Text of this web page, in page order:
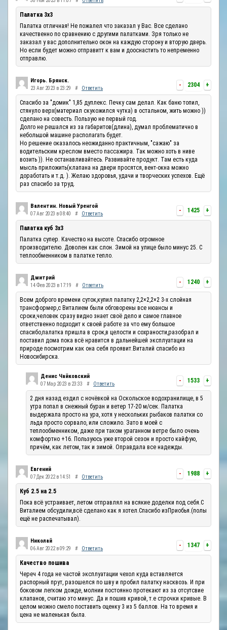
Палатка 3х3
Палатка отличная! Не пожалел что заказал у Вас. Все сделано
качественно по сравнению с другими палатками. Зря только не
заказал у вас дополнительно окон на каждую сторону и вторую дверь.
Но если будет можно отправитт к вам и дооснастить то непременно
отправлю.
- 2304 +
Игорь. Брянск.
23 Авг 2023 в 23:29 # Ответить
Спасибо за "домик" 1,85 дуплекс. Печку сам делал. Как баню топил,
стянуло верх(материал скукожился чутка) в остальном, жить можно ))
сделано на совесть. Пользую не первый год.
Долго не решался из за габаритов(длина), думал проблематично в
небольшой машине располагать будет.
Но решение оказалось неожиданно практичным, "сажаю" за
водительским креслом вместо пассажира. Так можно хоть в ниве
возить )). Не останавливайтесь. Развивайте продукт. Там есть куда
мысль приложить(клапана на двери просятся, вент-окна можно
доработать и т.д. ). Желаю здоровья, удачи и творческих успехов. Ещё
раз спасибо за труд.
- 1425 +
Валентин. Новый Уренгой
07 Авг 2023 в 08:40 # Ответить
Палатка куб 3х3
Палатка супер. Качество на высоте. Спасибо огромное
производителю. Доволен как слон. Зимой на улице было минус 25. С
теплообменником в палатке тепло.
- 1240 +
Дмитрий
14 Фев 2023 в 17:19 # Ответить
Всем доброго времени суток,купил палатку 2,2×2,2×2 3-х слойная
трансформер,с Виталием были обговорены все нюансы и
сроки,человек сразу видно знает своё дело и самое главное
ответственно подходит к своей работе за что ему большое
спасибо,палатка пришла в срок,в целости и сохраности,разобрал и
поставил дома пока всё нравится в дальнейшей эксплуатации на
природе посмотрим как она себя проявит.Виталий спасибо из
Новосибирска.
- 1533 +
Денис Чайковский
07 Мар 2023 в 23:33 # Ответить
2 дня назад ездил с ночёвкой на Оскольское водохранилище, в 5
утра попал в снежный буран и ветер 17-20 м/сек. Палатка
выдержала просто на ура, хотя у нескольких рыбаков палатки со
льда просто сорвало, или сложило. Зато в моей с
теплообменником, даже при таком ураганном ветре было очень
комфортно +16. Пользуюсь уже второй сезон и просто кайфую,
причём, как летом, так и зимой. Оправдала все надежды.
- 1988 +
Евгений
07 Дек 2022 в 14:51 # Ответить
Куб 2.5 на 2.5
Пока всё устраивает, летом отправлял на всякие доделки под себя.С
Виталием обсудили,всё сделано как я хотел.Спасибо изПриобья.(полы
ещё не распечатывал).
- 1347 +
Николай
06 Авг 2022 в 09:29 # Ответить
Качество пошива
Череч 4 года не частой эксплуатации чехол куда вставляется
распорный прут, разошелся по шву и пробил палатку насквозь. И при
боковом легком дожде, молнии постоянно протекают из за отсутсвие
клапанов, считаю это минус. Да и пошив кривой, т.е строчки кривые. В
целом можно смело поставить оценку 3 из 5 баллов. На то время и
цена не маленькая была.